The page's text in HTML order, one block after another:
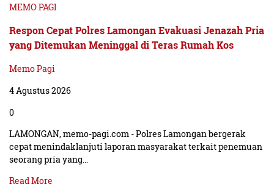
MEMO PAGI
Respon Cepat Polres Lamongan Evakuasi Jenazah Pria
yang Ditemukan Meninggal di Teras Rumah Kos
Memo Pagi
4 Agustus 2026
0
LAMONGAN, memo-pagi.com - Polres Lamongan bergerak
cepat menindaklanjuti laporan masyarakat terkait penemuan
seorang pria yang…
Read More